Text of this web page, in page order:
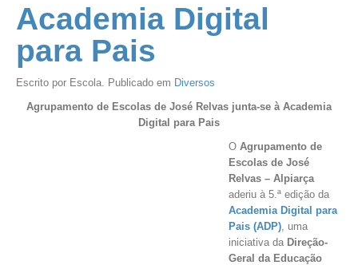
Academia Digital
para Pais
Escrito por Escola. Publicado em Diversos
Agrupamento de Escolas de José Relvas junta-se à Academia
Digital para Pais
O Agrupamento de
Escolas de José
Relvas – Alpiarça
aderiu à 5.ª edição da
Academia Digital para
Pais (ADP) , uma
iniciativa da Direção-
Geral da Educação